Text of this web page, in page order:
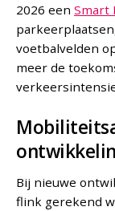
2026 eenSmart
voetbalvelden
meer de
Bij nieuwe
flink gerekend